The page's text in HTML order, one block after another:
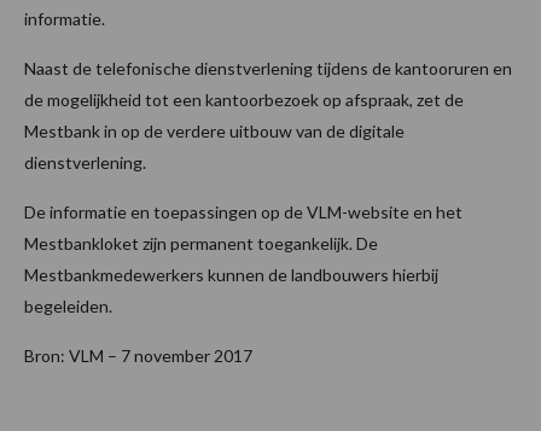
informatie.
Naast de telefonische dienstverlening tijdens de kantooruren en
de mogelijkheid tot een kantoorbezoek op afspraak, zet de
Mestbank in op de verdere uitbouw van de digitale
dienstverlening.
De informatie en toepassingen op de VLM-website en het
Mestbankloket zijn permanent toegankelijk. De
Mestbankmedewerkers kunnen de landbouwers hierbij
begeleiden.
Bron: VLM – 7 november 2017